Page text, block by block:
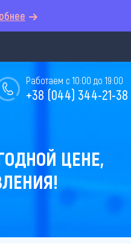
Работаем с 10:00 до 19:00
+38 (044) 344-21-38
ЦЕНЕ,